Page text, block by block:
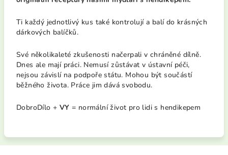
Ti každý jednotlivý kus také kontrolují a balí do krásných
dárkových balíčků.
Své několikaleté zkušenosti načerpali v chráněné dílně.
Dnes ale mají práci. Nemusí zůstávat v ústavní péči,
nejsou závislí na podpoře státu. Mohou být součástí
běžného života. Práce jim dává svobodu.
DobroDílo + VY = normální život pro lidi s hendikepem